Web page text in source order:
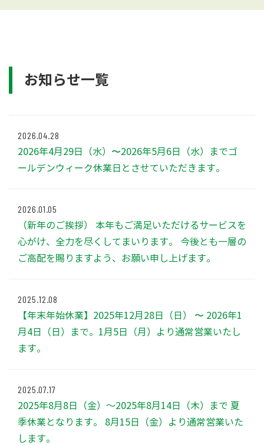
お知らせ一覧
2026.04.28
2026年4月29日（水）〜2026年5月6日（水）までゴ
ールデンウィーク休業日とさせていただきます。
2026.01.05
（新年のご挨拶） 本年もご満足いただけるサービスを
心がけ、全力を尽くしてまいります。 今後とも一層の
ご高配を賜りますよう、お願い申し上げます。
2025.12.08
【年末年始休業】2025年12月28日（日） 〜 2026年1
月4日（日）まで。1月5日（月）より通常営業いたし
ます。
2025.07.17
2025年8月8日（金）～2025年8月14日（木）まで 夏
季休業となります。 8月15日（金）より通常営業いた
します。